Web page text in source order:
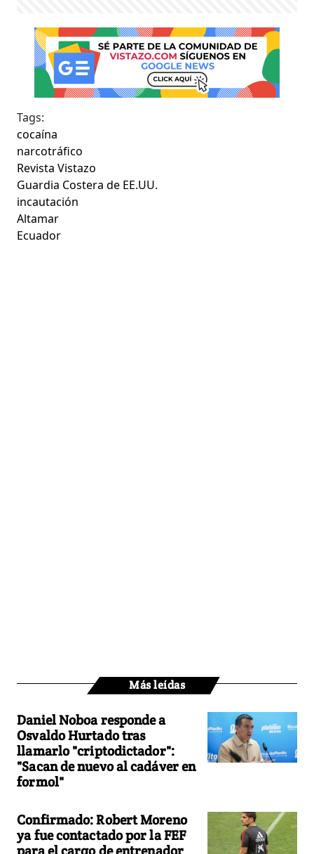
Tags:
cocaína
narcotráfico
Revista Vistazo
Guardia Costera de EE.UU.
incautación
Altamar
Ecuador
Más leídas
Daniel Noboa responde a
Osvaldo Hurtado tras
llamarlo "criptodictador":
"Sacan de nuevo al cadáver en
formol"
Confirmado: Robert Moreno
ya fue contactado por la FEF
para el cargo de entrenador